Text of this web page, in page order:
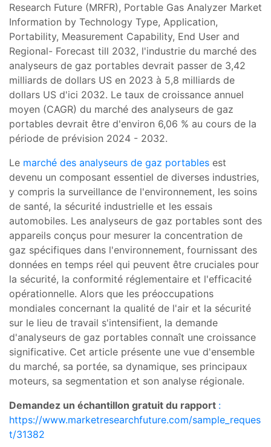
Research Future (MRFR), Portable Gas Analyzer Market
Information by Technology Type, Application,
Portability, Measurement Capability, End User and
Regional- Forecast till 2032, l'industrie du marché des
analyseurs de gaz portables devrait passer de 3,42
milliards de dollars US en 2023 à 5,8 milliards de
dollars US d'ici 2032. Le taux de croissance annuel
moyen (CAGR) du marché des analyseurs de gaz
portables devrait être d'environ 6,06 % au cours de la
période de prévision 2024 - 2032.
Le marché des analyseurs de gaz portables est
devenu un composant essentiel de diverses industries,
y compris la surveillance de l'environnement, les soins
de santé, la sécurité industrielle et les essais
automobiles. Les analyseurs de gaz portables sont des
appareils conçus pour mesurer la concentration de
gaz spécifiques dans l'environnement, fournissant des
données en temps réel qui peuvent être cruciales pour
la sécurité, la conformité réglementaire et l'efficacité
opérationnelle. Alors que les préoccupations
mondiales concernant la qualité de l'air et la sécurité
sur le lieu de travail s'intensifient, la demande
d'analyseurs de gaz portables connaît une croissance
significative. Cet article présente une vue d'ensemble
du marché, sa portée, sa dynamique, ses principaux
moteurs, sa segmentation et son analyse régionale.
Demandez un échantillon gratuit du rapport :
https://www.marketresearchfuture.com/sample_reques
t/31382